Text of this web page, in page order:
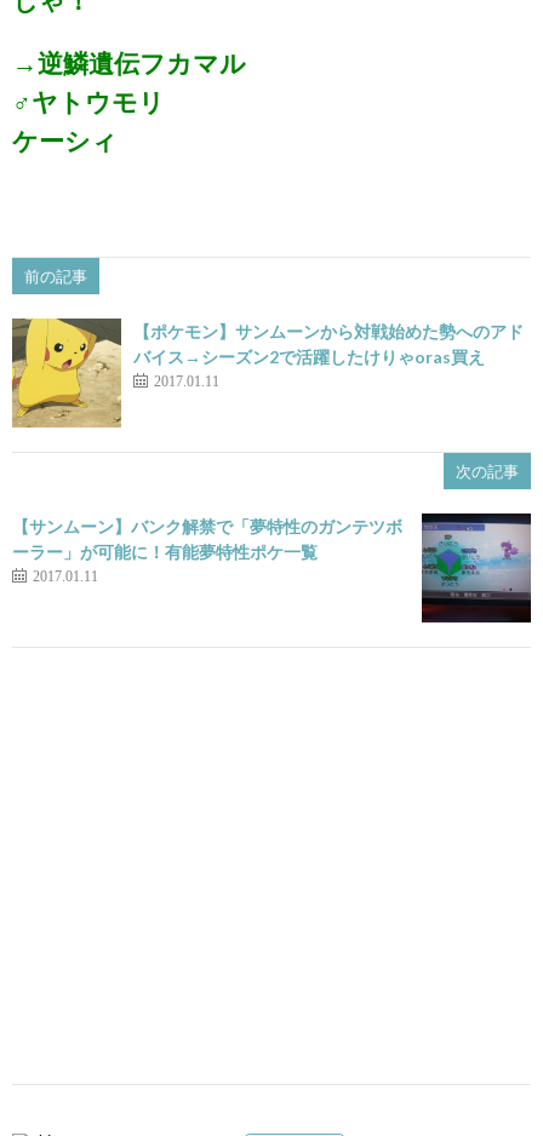
→逆鱗遺伝フカマル
♂ヤトウモリ
ケーシィ
前の記事
【ポケモン】サンムーンから対戦始めた勢へのアド
バイス→シーズン2で活躍したけりゃoras買え
2017.01.11
次の記事
【サンムーン】バンク解禁で「夢特性のガンテツボ
ーラー」が可能に！有能夢特性ポケ一覧
2017.01.11